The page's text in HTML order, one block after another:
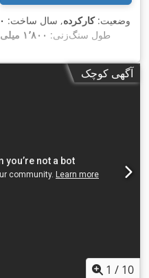
وضعیت:کارکرده, سال ساخت:
طول سنگ‌زنی: ۱٬۸۰۰ میلی‌متر
۱٬۳۵۰
آگهی کوچک
1 / 10